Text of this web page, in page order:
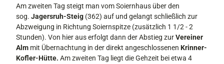
Am zweiten Tag steigt man vom Soiern­haus über den
sog. Jagersruh-Steig (362) auf und gelangt schließlich zur
Abzwei­gung in Richtung Soiernspitze (zusätzlich 1 1/2 - 2
Stunden). Von hier aus erfolgt dann der Abstieg zurVereiner
Alm mit Übernachtung in der direkt angeschlos­senen Krinner-
Kofler-Hütte. Am zweiten Tag liegt die Gehzeit bei etwa 4